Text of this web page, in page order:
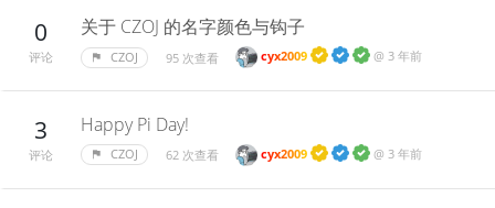
0
评论
关于 CZOJ 的名字颜色与钩子
CZOJ 95 次查看 cyx2009 @ 3 年前
3
评论
Happy Pi Day!
CZOJ 62 次查看 cyx2009 @ 3 年前